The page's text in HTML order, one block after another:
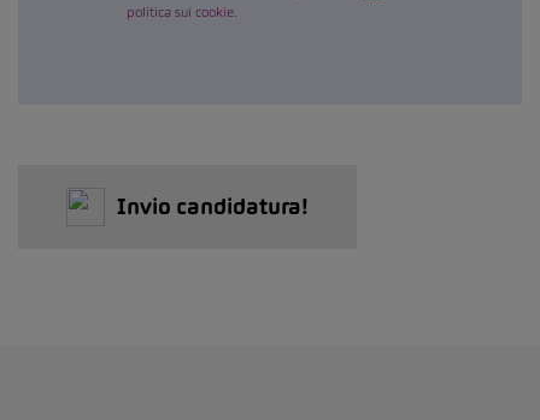
politica sui cookie.
Invio candidatura!